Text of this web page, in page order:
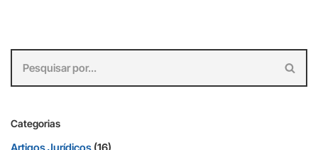
Categorias